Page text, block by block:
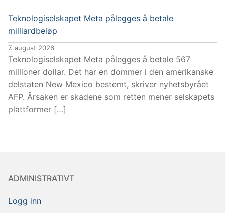
Teknologiselskapet Meta pålegges å betale
milliardbeløp
7. august 2026
Teknologiselskapet Meta pålegges å betale 567
millioner dollar. Det har en dommer i den amerikanske
delstaten New Mexico bestemt, skriver nyhetsbyrået
AFP. Årsaken er skadene som retten mener selskapets
plattformer […]
ADMINISTRATIVT
Logg inn